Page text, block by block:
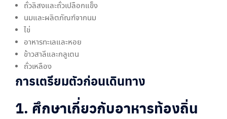
ถั่วลิสงและถั่วเปลือกแข็ง
นมและผลิตภัณฑ์จากนม
ไข่
อาหารทะเลและหอย
ข้าวสาลีและกลูเตน
ถั่วเหลือง
การเตรียมตัวก่อนเดินทาง
1. ศึกษาเกี่ยวกับอาหารท้องถิ่น